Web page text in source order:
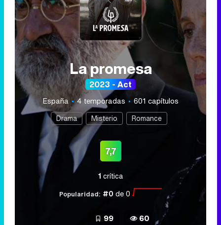
La promesa
2023 - Act
España 4 temporadas 601 capítulos
Drama Misterio Romance
7,7
1 crítica
Popularidad: #0 de 0
99 60